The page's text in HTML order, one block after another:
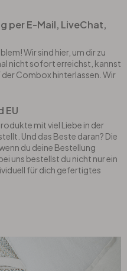
per E-Mail, LiveChat,
Wir sind hier, um dir zu
nicht sofort erreichst, kannst
der Combox hinterlassen. Wir
EU
mit viel Liebe in der
Und das Beste daran? Die
du deine Bestellung
uns bestellst du nicht nur ein
für dich gefertigtes